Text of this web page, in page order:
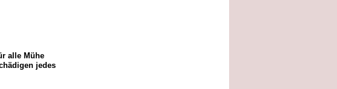
alle Mühe
jedes